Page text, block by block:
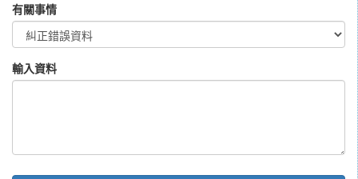
有關事情
輸入資料